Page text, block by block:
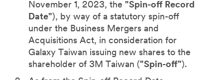
November 1, 2023, the "Spin-off Record
Date"), by way of a statutory spin-off
under the Business Mergers and
Acquisitions Act, in consideration for
Galaxy Taiwan issuing new shares to the
shareholder of 3M Taiwan ("Spin-off").